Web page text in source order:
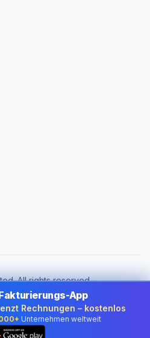
All rights reserved.
in GermanyApp
Rechnungen – kostenlos
Unternehmen weltweit